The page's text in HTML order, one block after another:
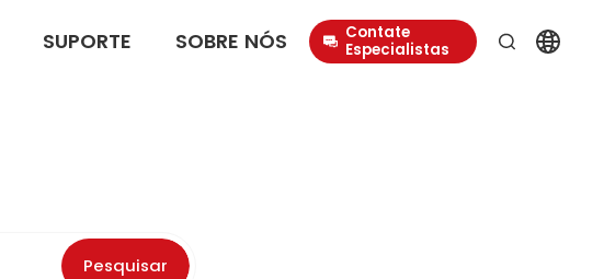
SUPORTE SOBRE NÓS
Contate
Especialistas
Pesquisar